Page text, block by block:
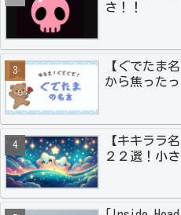
さ！！
【ぐでたま
から焦った
【キキララ
２２選！小